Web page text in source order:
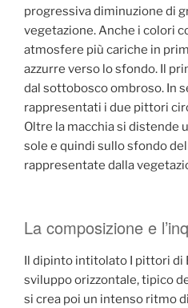
progressiva diminuzione di
vegetazione. Anche i colori
atmosfere più cariche in
azzurre verso lo sfondo. Il
dal sottobosco ombroso. In
rappresentati i due pittori
Oltre la macchia si distende
sole e quindi sullo sfondo
rappresentate dalla
La composizione e
Il dipinto intitolato I pittori di
sviluppo orizzontale, tipico
si crea poi un intenso ritmo